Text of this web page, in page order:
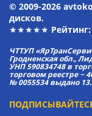
© 2009-2026
дисков.
★★★★★ Рейтинг:
ЧТТУП
Гродненская обл.,
УНП 590834748 в
торговом реестре −
№ 0055534 выдано